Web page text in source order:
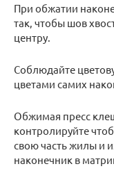
При обжатии
так, чтобы шов
центру.
Соблюдайте
цветами самих
Обжимая пресс
контролируйте
свою часть жилы и
наконечник в